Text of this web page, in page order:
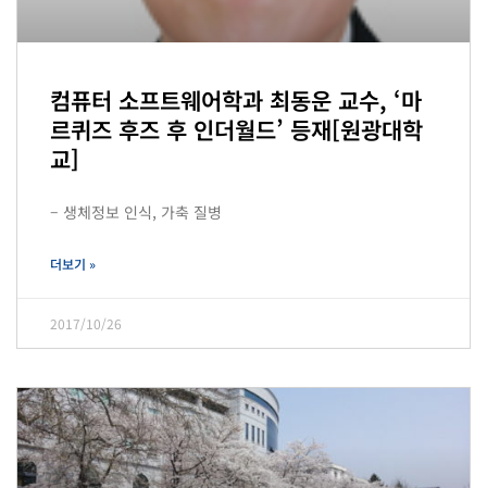
컴퓨터 소프트웨어학과 최동운 교수, ‘마
르퀴즈 후즈 후 인더월드’ 등재[원광대학
교]
– 생체정보 인식, 가축 질병
더보기 »
2017/10/26